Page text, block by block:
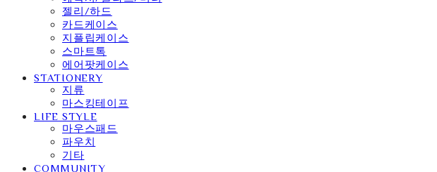
젤리/하드
카드케이스
지플립케이스
스마트톡
에어팟케이스
STATIONERY
지류
마스킹테이프
LIFE STYLE
마우스패드
파우치
기타
COMMUNITY